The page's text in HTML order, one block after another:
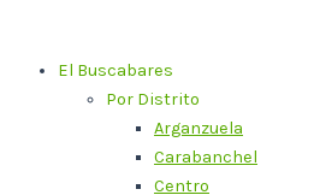
contenidoEl Buscabares
Por Distrito
Arganzuela
Carabanchel
Centro